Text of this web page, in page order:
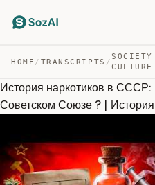
HOME / TRANSCRIPTS /
CULTURE
История наркотиков в
Советском Союзе ? |